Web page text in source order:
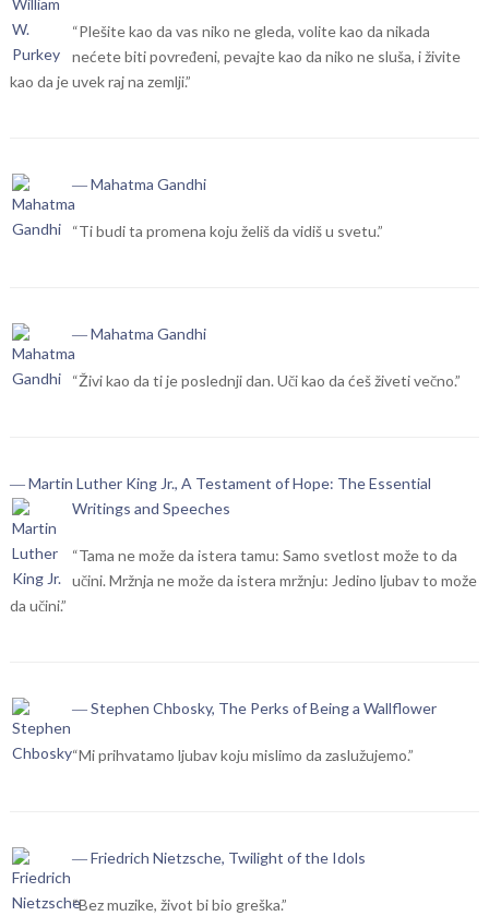
“Plešite kao da vas niko ne gleda, volite kao da nikada
nećete biti povređeni, pevajte kao da niko ne sluša, i živite
kao da je uvek raj na zemlji.”
― Mahatma Gandhi
“Ti budi ta promena koju želiš da vidiš u svetu.”
― Mahatma Gandhi
“Živi kao da ti je poslednji dan. Uči kao da ćeš živeti večno.”
― Martin Luther King Jr., A Testament of Hope: The Essential
Writings and Speeches
“Tama ne može da istera tamu: Samo svetlost može to da
učini. Mržnja ne može da istera mržnju: Jedino ljubav to može
da učini.”
― Stephen Chbosky, The Perks of Being a Wallflower
“Mi prihvatamo ljubav koju mislimo da zaslužujemo.”
― Friedrich Nietzsche, Twilight of the Idols
“Bez muzike, život bi bio greška.”